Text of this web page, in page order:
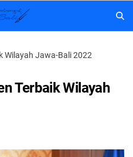
Wilayah Jawa-Bali 2022
Terbaik Wilayah